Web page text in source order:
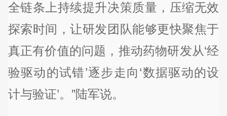
全链条上持续提升决策质量，压缩无效
探索时间，让研发团队能够更快聚焦于
真正有价值的问题，推动药物研发从‘经
验驱动的试错’逐步走向‘数据驱动的设
计与验证’。”陆军说。